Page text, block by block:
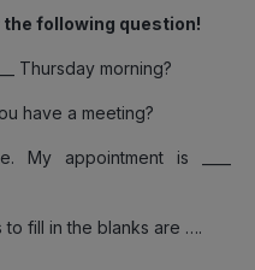
the following question!
Thursday morning?
have a meeting?
My appointment is ____
fill in the blanks are ….